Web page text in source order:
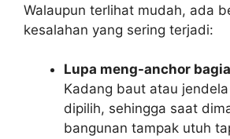
Walaupun terlihat mudah, ada
kesalahan yang sering terjadi:
Lupa meng-anchor
Kadang baut atau
dipilih, sehingga saat
bangunan tampak utuh